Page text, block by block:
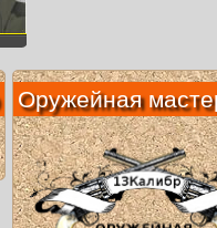
Оружейная